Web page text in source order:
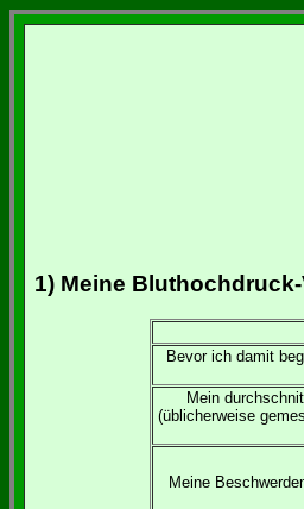
1) Meine
Bevor ich damit
Mein
(üblicherweise
Meine